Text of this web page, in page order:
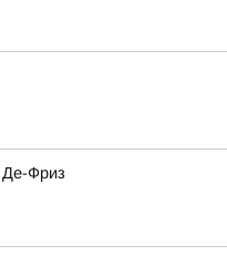
Де-Фриз